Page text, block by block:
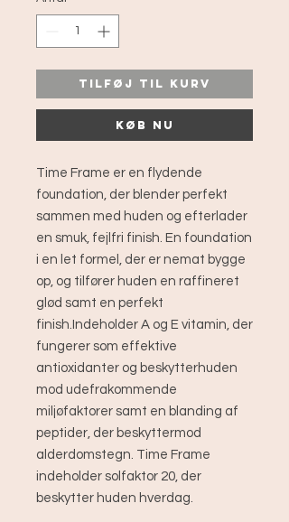
Tilføj til kurv
Køb nu
Time Frame er en flydende
foundation, der blender perfekt
sammen med huden og efterlader
en smuk, fejlfri finish. En foundation
i en let formel, der er nemat bygge
op, og tilfører huden en raffineret
glød samt en perfekt
finish.Indeholder A og E vitamin, der
fungerer som effektive
antioxidanter og beskytterhuden
mod udefrakommende
miljøfaktorer samt en blanding af
peptider, der beskyttermod
alderdomstegn. Time Frame
indeholder solfaktor 20, der
beskytter huden hverdag.